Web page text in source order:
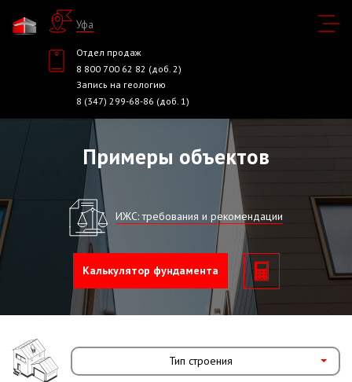
Уфа
Отдел продаж
8 800 700 62 82 (доб. 2)
Запись на геологию
8 (347) 299-68-86 (доб. 1)
Примеры объектов
ИЖС: требования и рекомендации
Калькулятор фундамента
Тип строения